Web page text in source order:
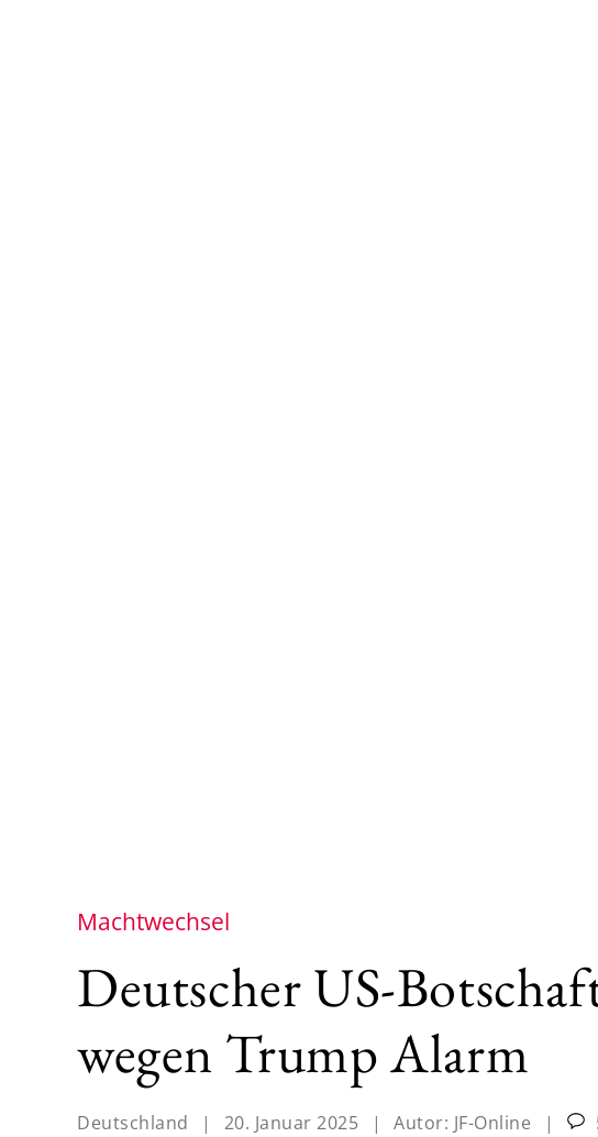
Machtwechsel
Deutscher US-
wegen Trump Alarm
Deutschland | 20. Januar 2025 | Autor: JF-Online |